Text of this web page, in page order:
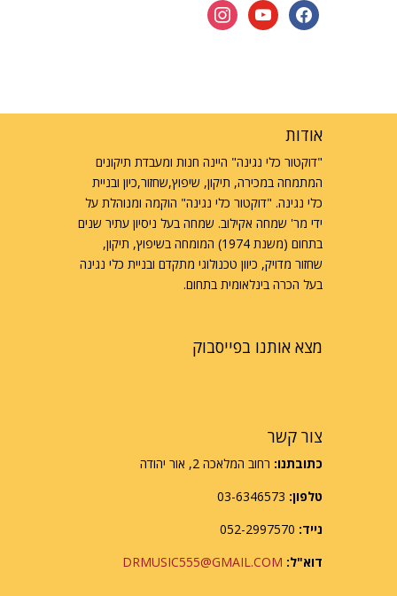
facebook
youtube
instagram
אודות
"דוקטור כלי נגינה" היינה חנות ומעבדת תיקונים
המתמחה במכירה, תיקון, שיפוץ,שחזור,כיון ובניית
כלי נגינה. "דוקטור כלי נגינה" הוקמה ומנוהלת על
ידי מר' שמחה אקילוב. שמחה בעל ניסיון עתיר שנים
בתחום (משנת 1974) המומחה בשיפוץ, תיקון,
שחזור מדויק, כיוון טכנולוגי מתקדם ובניית כלי נגינה
בעל הכרה בינלאומית בתחום.
מצא אותנו בפייסבוק
צור קשר
כתובתנו: רחוב המלאכה 2, אור יהודה
טלפון:
נייד:
דוא"ל: DRMUSIC555@GMAIL.COM